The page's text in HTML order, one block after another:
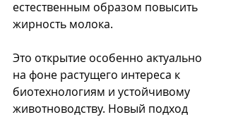
естественным образом повысить
жирность молока.
Это открытие особенно актуально
на фоне растущего интереса к
биотехнологиям и устойчивому
животноводству. Новый подход